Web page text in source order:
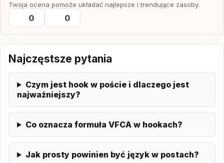
Twoja ocena pomoże układać najlepsze i trendujące zasoby.
0 0
Najczęstsze pytania
Czym jest hook w poście i dlaczego jest
najważniejszy?
Co oznacza formuła VFCA w hookach?
Jak prosty powinien być język w postach?